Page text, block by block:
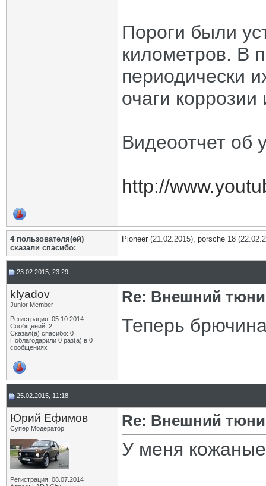
Пороги были
километров. В
периодически
очаги
Видеоотчет об
http://
4 пользователя(ей)
сказали cпасибо:
Pioneer (21.02.2015), porsche 18
23.02.2015, 23:29
klyadov
Junior Member
Регистрация: 05.10.2014
Сообщений: 2
Сказал(а) спасибо: 0
Поблагодарили 0 раз(а) в 0
сообщениях
Re: Внешний
Теперь
25.02.2015, 11:18
Юрий Ефимов
Супер Модератор
Регистрация: 08.07.2014
Re: Внешний
У меня